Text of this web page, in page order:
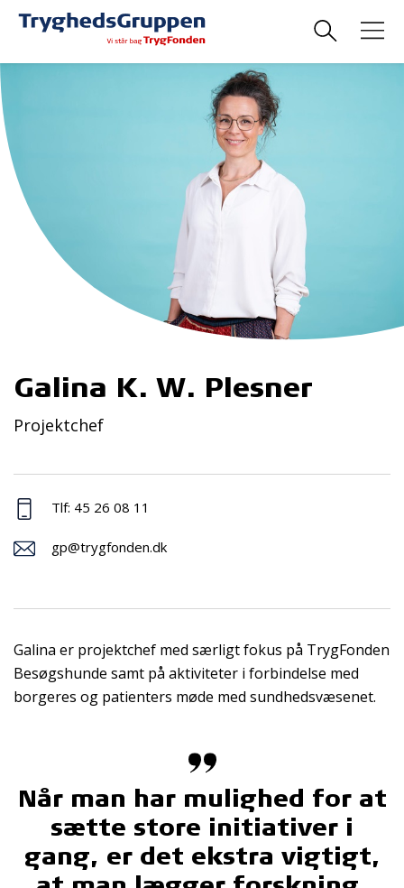
Galina K. W. Plesner
Projektchef
Tlf: 45 26 08 11
gp@trygfonden.dk
Galina er projektchef med særligt fokus på TrygFonden
Besøgshunde samt på aktiviteter i forbindelse med
borgeres og patienters møde med sundhedsvæsenet.
Når man har mulighed for at
sætte store initiativer i
gang, er det ekstra vigtigt,